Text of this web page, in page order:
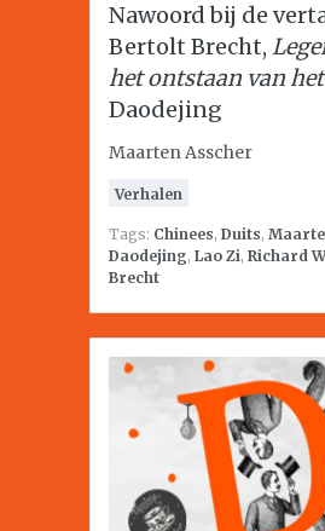
Nawoord bij de
Bertolt Brecht,
het ontstaan van
Daodejing
Maarten Asscher
Verhalen
Tags: Chinees, Duits,
Daodejing, Lao Zi, Richard
Brecht